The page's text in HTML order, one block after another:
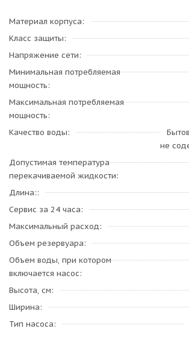
Материал корпуса
Класс защиты
Напряжение сети
Минимальная потребляемая
мощность
Максимальная потребляемая
мощность
Качество воды
не
Допустимая температура
перекачиваемой жидкости
Длина:
Сервис за 24 часа
Максимальный расход
Объем резервуара
Объем воды, при котором
включается насос
Высота, см
Ширина
Тип насоса